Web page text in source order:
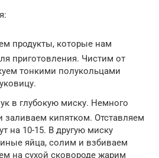
продукты, которые нам
приготовления. Чистим от
тонкими полукольцами
в глубокую миску. Немного
заливаем кипятком. Отставляем
на 10-15. В другую миску
яйца, солим и взбиваем
на сухой сковороде жарим